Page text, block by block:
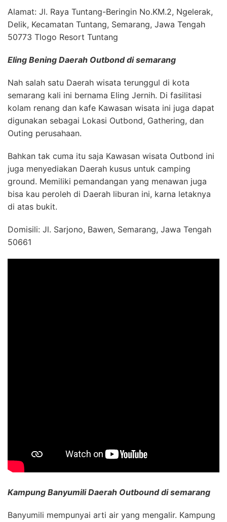
Alamat: Jl. Raya Tuntang-Beringin No.KM.2, Ngelerak,
Delik, Kecamatan Tuntang, Semarang, Jawa Tengah
50773 Tlogo Resort Tuntang
Eling Bening Daerah Outbond di semarang
Nah salah satu Daerah wisata terunggul di kota
semarang kali ini bernama Eling Jernih. Di fasilitasi
kolam renang dan kafe Kawasan wisata ini juga dapat
digunakan sebagai Lokasi Outbond, Gathering, dan
Outing perusahaan.
Bahkan tak cuma itu saja Kawasan wisata Outbond ini
juga menyediakan Daerah kusus untuk camping
ground. Memiliki pemandangan yang menawan juga
bisa kau peroleh di Daerah liburan ini, karna letaknya
di atas bukit.
Domisili: Jl. Sarjono, Bawen, Semarang, Jawa Tengah
50661
Kampung Banyumili Daerah Outbound di semarang
Banyumili mempunyai arti air yang mengalir. Kampung